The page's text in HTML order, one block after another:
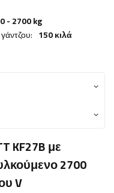
- 2700 kg
150 κιλά
KF27B με
2700
V